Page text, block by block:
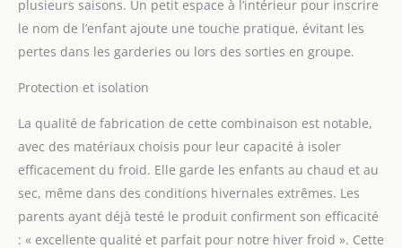
plusieurs saisons. Un petit espace à l’intérieur pour inscrire
le nom de l’enfant ajoute une touche pratique, évitant les
pertes dans les garderies ou lors des sorties en groupe.
Protection et isolation
La qualité de fabrication de cette combinaison est notable,
avec des matériaux choisis pour leur capacité à isoler
efficacement du froid. Elle garde les enfants au chaud et au
sec, même dans des conditions hivernales extrêmes. Les
parents ayant déjà testé le produit confirment son efficacité
: « excellente qualité et parfait pour notre hiver froid ». Cette